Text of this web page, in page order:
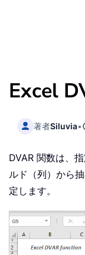
Excel
著者Siluvia•
DVAR 関数は、
ルド（列）から
定します。